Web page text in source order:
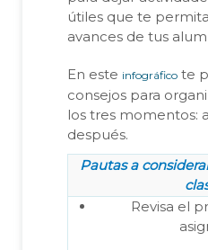
útiles que te
avances de tus
En este infográfico te
consejos para
los tres momentos:
después.
Pautas a
Revisa el